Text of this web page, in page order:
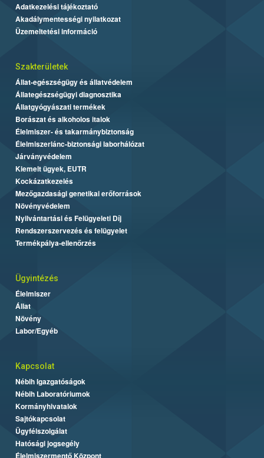
Adatkezelési tájékoztató
Akadálymentességi nyilatkozat
Üzemeltetési információ
Szakterületek
Állat-egészségügy és állatvédelem
Állategészségügyi diagnosztika
Állatgyógyászati termékek
Borászat és alkoholos italok
Élelmiszer- és takarmánybiztonság
Élelmiszerlánc-biztonsági laborhálózat
Járványvédelem
Kiemelt ügyek, EUTR
Kockázatkezelés
Mezőgazdasági genetikai erőforrások
Növényvédelem
Nyilvántartási és Felügyeleti Díj
Rendszerszervezés és felügyelet
Termékpálya-ellenőrzés
Ügyintézés
Élelmiszer
Állat
Növény
Labor/Egyéb
Kapcsolat
Nébih Igazgatóságok
Nébih Laboratóriumok
Kormányhivatalok
Sajtókapcsolat
Ügyfélszolgálat
Hatósági jogsegély
Élelmiszermentő Központ